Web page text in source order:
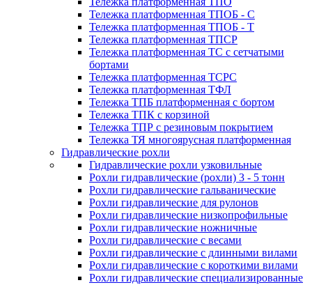
Тележка платформенная ТПОБ - С
Тележка платформенная ТПОБ - Т
Тележка платформенная ТПСР
Тележка платформенная ТС с сетчатыми
бортами
Тележка платформенная ТСРС
Тележка платформенная ТФЛ
Тележка ТПБ платформенная с бортом
Тележка ТПК с корзиной
Тележка ТПР с резиновым покрытием
Тележка ТЯ многоярусная платформенная
Гидравлические рохли
Гидравлические рохли узковильные
Рохли гидравлические (рохли) 3 - 5 тонн
Рохли гидравлические гальванические
Рохли гидравлические для рулонов
Рохли гидравлические низкопрофильные
Рохли гидравлические ножничные
Рохли гидравлические с весами
Рохли гидравлические с длинными вилами
Рохли гидравлические с короткими вилами
Рохли гидравлические специализированные